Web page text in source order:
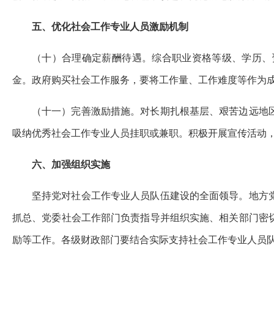
五、优化社会工作专业人员激励机制
（十）合理确定薪酬待遇。综合职业资格等级、学历
金。政府购买社会工作服务，要将工作量、工作难度等作为
（十一）完善激励措施。对长期扎根基层、艰苦边远
吸纳优秀社会工作专业人员挂职或兼职。积极开展宣传活
六、加强组织实施
坚持党对社会工作专业人员队伍建设的全面领导。地
抓总、党委社会工作部门负责指导并组织实施、相关部门
励等工作。各级财政部门要结合实际支持社会工作专业人